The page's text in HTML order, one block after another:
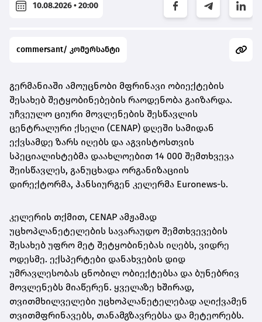
10.08.2026 • 20:00
commersant/ კომერსანტი
გერმანიაში ამოუცნობი მფრინავი ობიექტების
შესახებ შეტყობინებების რაოდენობა გაიზარდა.
უჩვეულო ციური მოვლენების შესწავლის
ცენტრალური ქსელი (CENAP) დღეში სამიდან
ექვსამდე ზარს იღებს და აგვისტოსთვის
სპეციალისტებმა დაახლოებით 14 000 შემთხვევა
შეისწავლეს, განუცხადა ორგანიზაციის
დირექტორმა, ჰანსიურგენ კელერმა Euronews-ს.
კელერის თქმით, CENAP ამჟამად
უცხოპლანეტელების სავარაუდო შემთხვევების
შესახებ უფრო მეტ შეტყობინებას იღებს, ვიდრე
ოდესმე. ექსპერტები დანახვების დიდ
უმრავლესობას ცნობილ ობიექტებსა და ბუნებრივ
მოვლენებს მიაწერენ. ყველაზე ხშირად,
თვითმხილველები უცხოპლანეტელებად აღიქვამენ
თვითმფრინავებს, თანამგზავრებსა და მეტეორებს.